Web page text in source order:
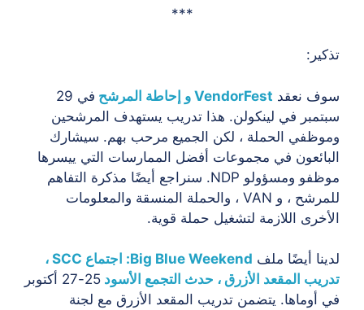
نعقد VendorFest و إحاطة المرشح
في 29
في لينكولن. هذا تدريب يستهدف المرشحين
الحملة ، لكن الجميع مرحب بهم. سيشارك
في مجموعات أفضل الممارسات التي ييسرها
موظفو ومسؤولو NDP. سنراجع أيضًا مذكرة التفاهم
للمرشح ، و VAN ، والحملة المنسقة والمعلومات
اللازمة لتشغيل حملة قوية.
أيضًا ملف
Big Blue Weekend: اجتماع SCC ،
المقعد الأزرق ، حدث التجمع الأسود
25-27 أكتوبر
يتضمن تدريب المقعد الأزرق مع لجنة